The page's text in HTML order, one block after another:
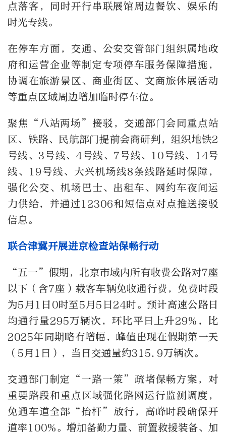
点落客，同时开行串联展馆周边餐饮、娱乐的
时光专线。
在停车方面，交通、公安交管部门组织属地政
府和运营企业等制定专项停车服务保障措施，
协调在旅游景区、商业街区、文商旅体展活动
等重点区域周边增加临时停车位。
聚焦“八站两场”接驳，交通部门会同重点站
区、铁路、民航部门提前会商研判，组织地铁2
号线、3号线、4号线、7号线、10号线、14号
线、19号线、大兴机场线8条线路延时保障，
强化公交、机场巴士、出租车、网约车夜间运
力供给，并通过12306和短信点对点推送接驳
信息。
联合津冀开展进京检查站保畅行动
“五一”假期，北京市域内所有收费公路对7座
以下（含7座）载客车辆免收通行费，免费时段
为5月1日0时至5月5日24时。预计高速公路日
均通行量295万辆次，环比平日上升29%，比
2025年同期略有增幅，峰值出现在假期第一天
（5月1日），当日交通量约315.9万辆次。
交通部门制定“一路一策”疏堵保畅方案，对
重要路段和重点区域强化路网运行监测调度，
免通车道全部“抬杆”放行，高峰时段确保开
道率100%。增加备勤力量、前置救援装备、加